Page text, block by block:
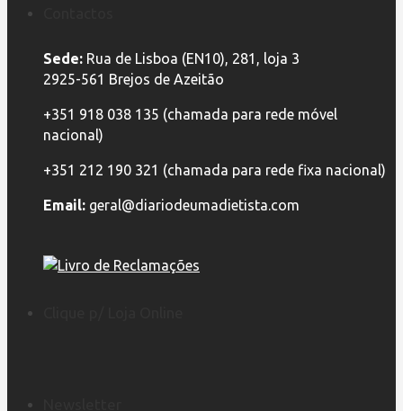
Sede: Rua de Lisboa (EN10), 281, loja 3
2925-561 Brejos de Azeitão
+351 918 038 135 (chamada para rede móvel
nacional)
+351 212 190 321 (chamada para rede fixa nacional)
Email: geral@diariodeumadietista.com